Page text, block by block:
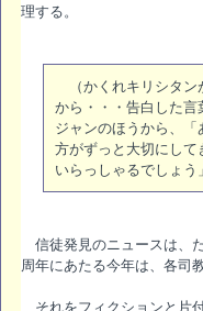
理する。
（かくれキリシタン
から・・・告白した
ジャンのほうから、
方がずっと大切にし
いらっしゃるでしょう
信徒発見のニュースは、
周年にあたる今年は、各司
それをフィクションと片